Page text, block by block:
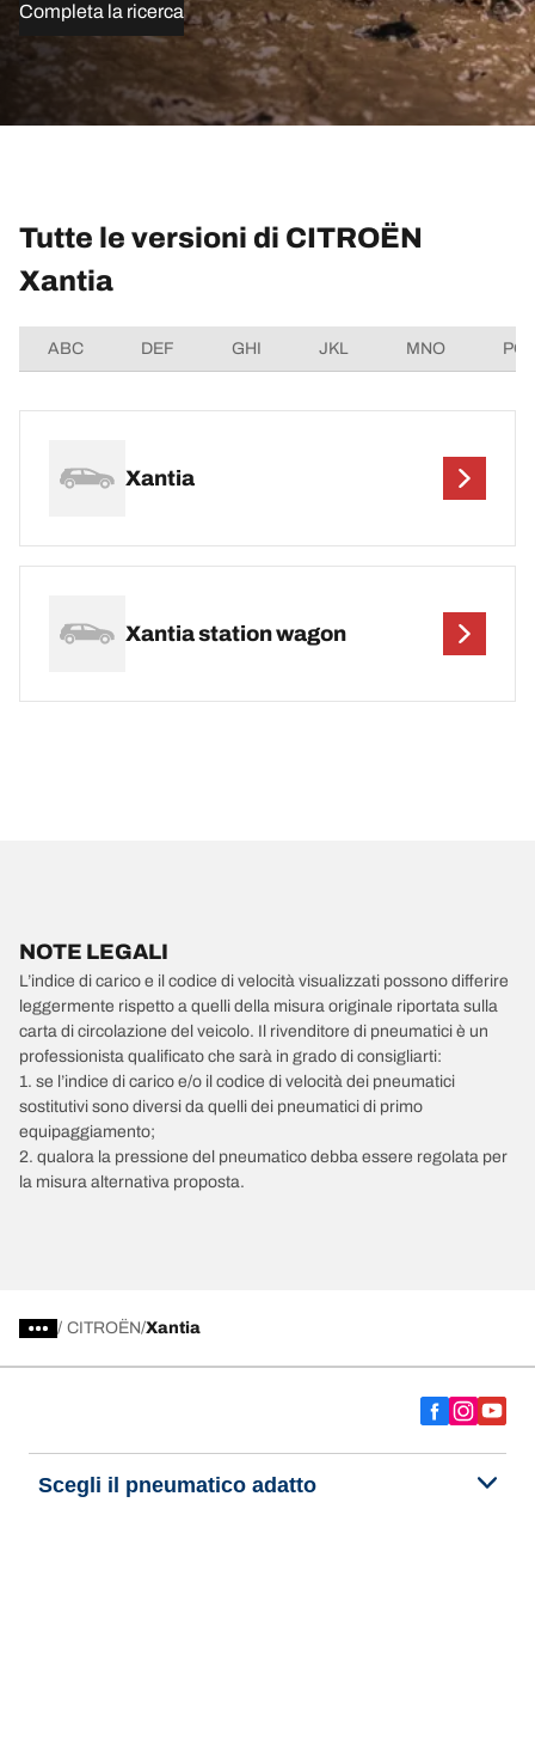
Completa la ricerca
Tutte le versioni di CITROËN
Xantia
ABC DEF GHI JKL MNO
Xantia
Xantia station wagon
NOTE LEGALI
L’indice di carico e il codice di velocità visualizzati possono differire
leggermente rispetto a quelli della misura originale riportata sulla
carta di circolazione del veicolo. Il rivenditore di pneumatici è un
professionista qualificato che sarà in grado di consigliarti:
1. se l’indice di carico e/o il codice di velocità dei pneumatici
sostitutivi sono diversi da quelli dei pneumatici di primo
equipaggiamento;
2. qualora la pressione del pneumatico debba essere regolata per
la misura alternativa proposta.
/ CITROËN Xantia
Scegli il pneumatico adatto